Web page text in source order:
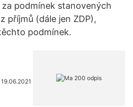
podmínek stanovených
příjmů (dále jen ZDP),
podmínek.
19.06.2021